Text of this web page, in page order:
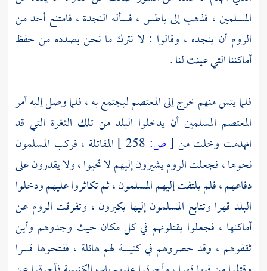
المسلمين ، فذهب إلىياطس ، فسأله النجدة ، فامتنع أحد من
الرومأن ينجده ، وقالوا : لا نترك ما نحن بصدده من حفظ
أماكننا التي عينت لنا .
فلما يئس منهم خرج إلىالمعتصمليجتمع به ، فلما وصل إليه أمر
المعتصم المسلمين أن يدخلوا البلد من تلك الثغرة التي قد
انهدمت وخلت من [ص:
المقاتلة ، فركب المسلمون
نحوها ، فجعلتالروميشيرون إليهم لا تحيوا ، ولا يقدرون على
دفاعهم ، فلم يلتفت إليهم المسلمون ، ثم تكاثروا عليهم ودخلوا
البلد قهرا وتتابع المسلمون إليها يكبرون ، وتفرقت الروم عن
أماكنها ، فجعلوا يقتلونهم في كل مكان حيث وجدوهم وأين
ثقفوهم ، وقد حصروهم في كنيسة لهم هائلة ، ففتحوها قسرا